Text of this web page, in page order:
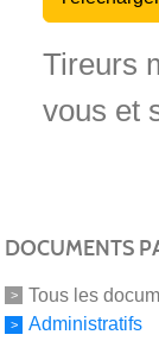
Tireurs
vous et
DOCUMENTS
Tous les
Administratifs